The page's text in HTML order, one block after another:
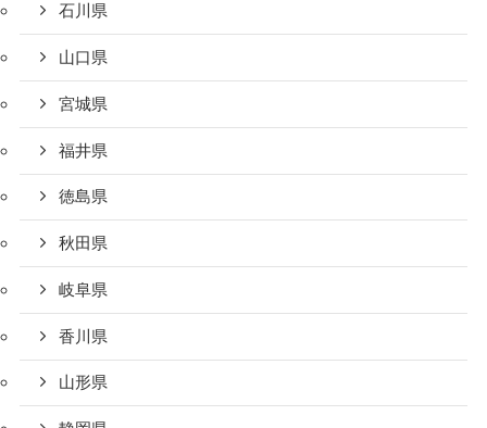
石川県
山口県
宮城県
福井県
徳島県
秋田県
岐阜県
香川県
山形県